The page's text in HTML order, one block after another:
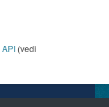
API (vedi